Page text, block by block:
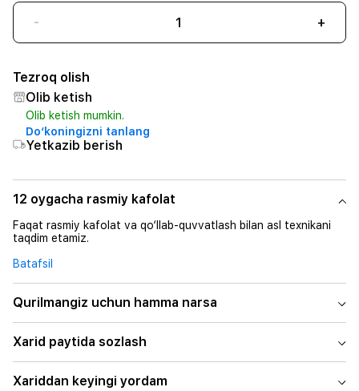
- +
Tezroq olish
Olib ketish
Olib ketish mumkin.
Do‘koningizni tanlang
Yetkazib berish
12 oygacha rasmiy kafolat
Faqat rasmiy kafolat va qo‘llab-quvvatlash bilan asl texnikani
taqdim etamiz.
Batafsil
Qurilmangiz uchun hamma narsa
Xarid paytida sozlash
Xariddan keyingi yordam